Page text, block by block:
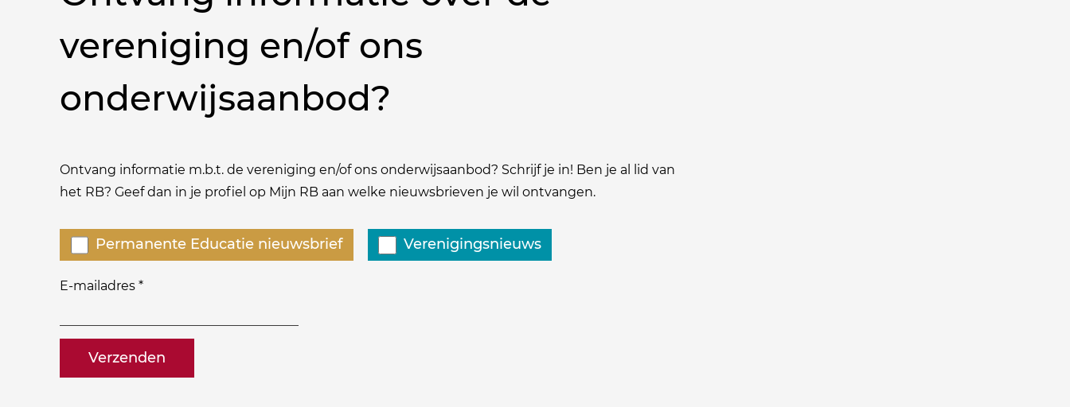
vereniging en/of ons
onderwijsaanbod?
Ontvang informatie m.b.t. de vereniging en/of ons onderwijsaanbod? Schrijf je in! Ben je al lid van
het RB? Geef dan in je profiel op Mijn RB aan welke nieuwsbrieven je wil ontvangen.
E-mailadres *
naam@bedrijf.nl
Welke
nieuwsbrieven
zou
willen
ontvangen?
Permanente Educatie nieuwsbrief Verenigingsnieuws